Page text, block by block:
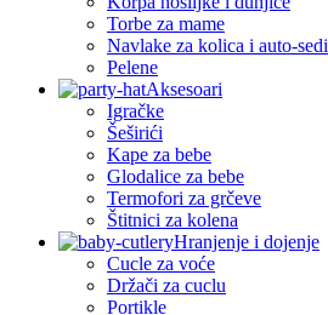
Torbe za mame
Navlake za kolica i auto-
Pelene
Aksesoari
Igračke
Šeširići
Kape za bebe
Glodalice za bebe
Termofori za grčeve
Štitnici za kolena
Hranjenje i dojenje
Cucle za voće
Držači za cuclu
Portikle